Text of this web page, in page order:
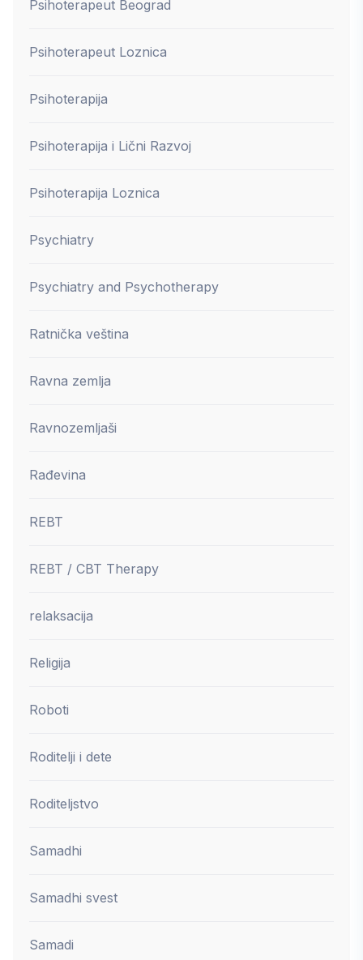
Psihoterapeut Beograd
Psihoterapeut Loznica
Psihoterapija
Psihoterapija i Lični Razvoj
Psihoterapija Loznica
Psychiatry
Psychiatry and Psychotherapy
Ratnička veština
Ravna zemlja
Ravnozemljaši
Rađevina
REBT
REBT / CBT Therapy
relaksacija
Religija
Roboti
Roditelji i dete
Roditeljstvo
Samadhi
Samadhi svest
Samadi